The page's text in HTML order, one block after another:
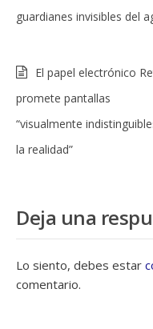
guardianes invisibles del
El papel electrónico
promete pantallas
“visualmente
la realidad”
Deja una
Lo siento, debes estar
comentario.